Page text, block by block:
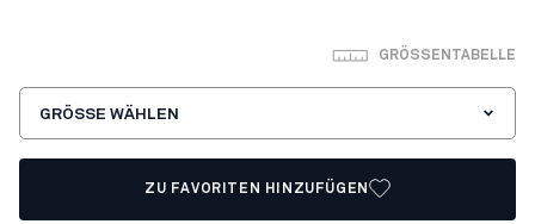
GRÖSSENTABELLE
GRÖSSE WÄHLEN
ZU FAVORITEN HINZUFÜGEN